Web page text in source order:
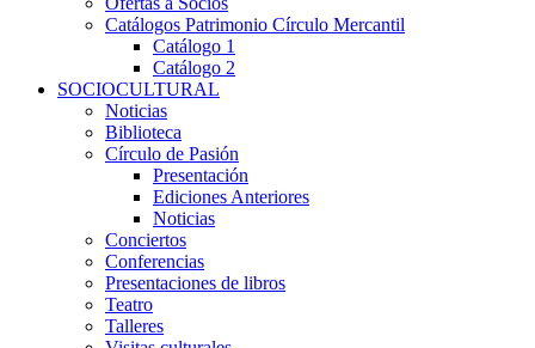
Catálogos Patrimonio Círculo Mercantil
Catálogo 1
Catálogo 2
SOCIOCULTURAL
Noticias
Biblioteca
Círculo de Pasión
Presentación
Ediciones Anteriores
Noticias
Conciertos
Conferencias
Presentaciones de libros
Teatro
Talleres